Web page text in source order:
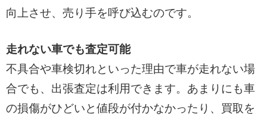
向上させ、売り手を呼び込むのです。
走れない車でも査定可能
不具合や車検切れといった理由で車が走れない場
合でも、出張査定は利用できます。あまりにも車
の損傷がひどいと値段が付かなかったり、買取を